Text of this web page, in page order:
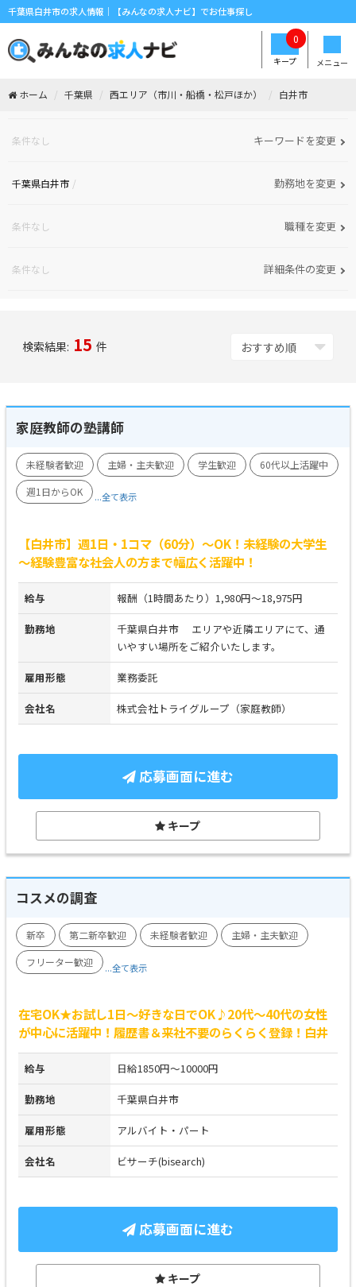
千葉県白井市の求人情報｜【みんなの求人ナビ】でお仕事探し
メニュー
キープ
0
ホーム 千葉県 西エリア（市川・船橋・松戸ほか） 白井市
条件なし キーワードを変更
千葉県白井市 勤務地を変更
条件なし 職種を変更
条件なし 詳細条件の変更
検索結果: 15 件
家庭教師の塾講師
未経験者歓迎 主婦・主夫歓迎 学生歓迎
60代以上活躍中
週1日からOK
...全て表示
【白井市】週1日・1コマ（60分）～OK！未経験の大学生
～経験豊富な社会人の方まで幅広く活躍中！
給与 報酬（1時間あたり）1,980円～18,975円
勤務地
千葉県白井市 エリアや近隣エリアにて、通
いやすい場所をご紹介いたします。
雇用形態 業務委託
会社名 株式会社トライグループ（家庭教師）
応募画面に進む
キープ
コスメの調査
新卒 第二新卒歓迎 未経験者歓迎
主婦・主夫歓迎
フリーター歓迎
...全て表示
在宅OK★お試し1日～好きな日でOK♪20代～40代の女性
が中心に活躍中！履歴書＆来社不要のらくらく登録！白井
給与 日給1850円～10000円
勤務地 千葉県白井市
雇用形態 アルバイト・パート
会社名 ビサーチ(bisearch)
応募画面に進む
キープ